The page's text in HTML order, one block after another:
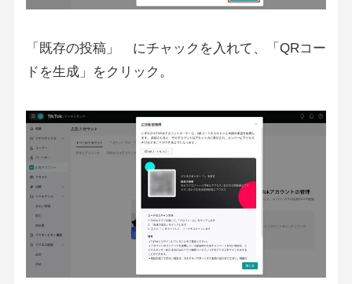
「既存の投稿」 にチャックを入れて、「QRコー
ドを生成」をクリック。